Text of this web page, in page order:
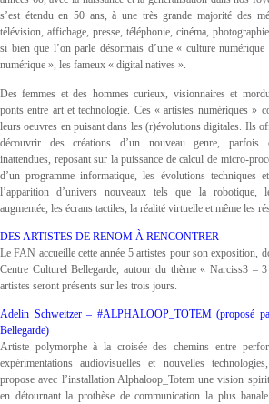
s’est étendu en 50 ans, à une très grande majorité des
télévision, affichage, presse, téléphonie, cinéma,
si bien que l’on parle désormais d’une « culture
numérique », les fameux « digital natives ».
Des femmes et des hommes curieux, visionnaires et
ponts entre art et technologie. Ces « artistes numériques »
leurs oeuvres en puisant dans les (r)évolutions digitales. Ils
découvrir des créations d’un nouveau genre, parfois
inattendues, reposant sur la puissance de calcul de micro-
d’un programme informatique, les évolutions techniques
l’apparition d’univers nouveaux tels que la robotique,
augmentée, les écrans tactiles, la réalité virtuelle et même les
DES ARTISTES DE RENOM À RENCONTRER
Le FAN accueille cette année 5 artistes pour son exposition,
Centre Culturel Bellegarde, autour du thème « Narciss3 –
artistes seront présents sur les trois jours.
Adelin Schweitzer – #ALPHALOOP_TOTEM (proposé
Bellegarde)
Artiste polymorphe à la croisée des chemins entre
expérimentations audiovisuelles et nouvelles
propose avec l’installation Alphaloop_Totem une vision
en détournant la prothèse de communication la plus